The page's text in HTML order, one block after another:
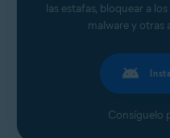
las estafas, bloquear a
malware y otras
Consíguelo